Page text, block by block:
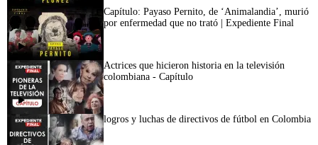
Capítulo: Payaso Pernito, de ‘Animalandia’, murió
por enfermedad que no trató | Expediente Final
Actrices que hicieron historia en la televisión
colombiana - Capítulo
logros y luchas de directivos de fútbol en Colombia